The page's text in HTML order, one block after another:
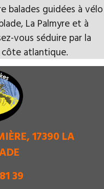
balades guidées à vélo
La Palmyre et à
vous séduire par la
atlantique.
17390 LA
39